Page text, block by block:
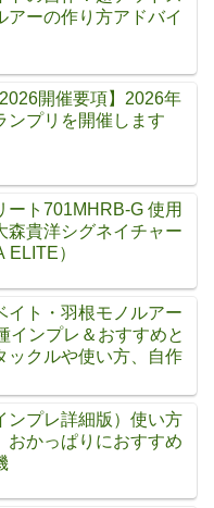
アーの作り方アドバイ
開催要項】2026年
ンプリを開催します
ート701MHRB-G 使用
森貴洋シグネイチャー
ELITE）
イト・羽根モノルアー
インプレ＆おすすめと
ックルや使い方、自作
ンプレ詳細版）使い方
おかっぱりにおすすめ